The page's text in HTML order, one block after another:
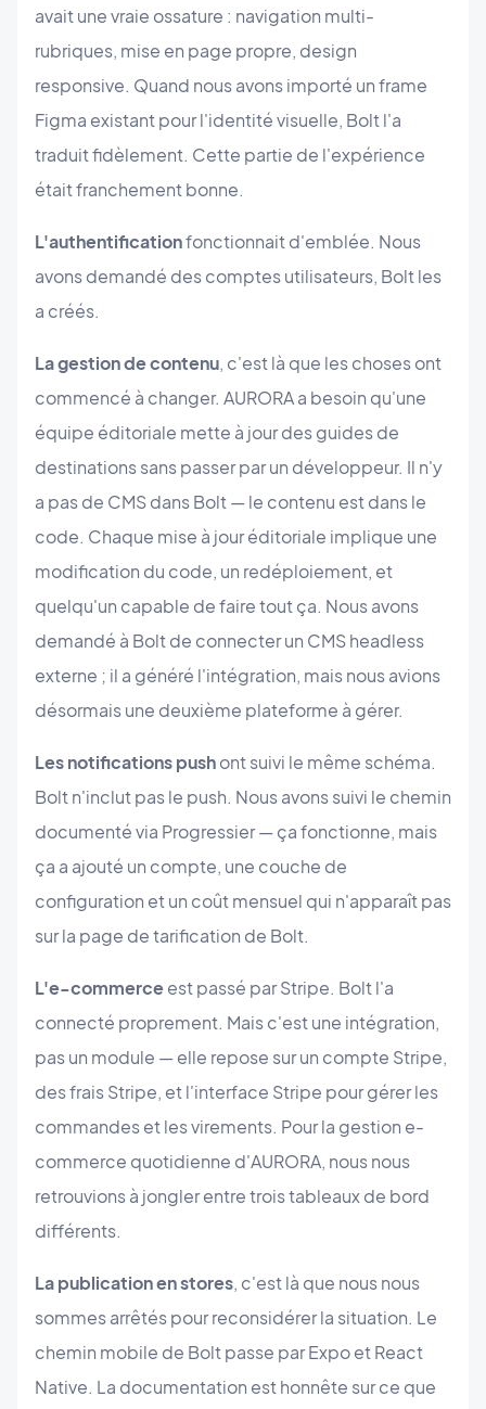
avait une vraie ossature : navigation multi-
rubriques, mise en page propre, design
responsive. Quand nous avons importé un frame
Figma existant pour l'identité visuelle, Bolt l'a
traduit fidèlement. Cette partie de l'expérience
était franchement bonne.
L'authentificationfonctionnait d'emblée. Nous
avons demandé des comptes utilisateurs, Bolt les
a créés.
La gestion de contenu, c'est là que les choses ont
commencé à changer. AURORA a besoin qu'une
équipe éditoriale mette à jour des guides de
destinations sans passer par un développeur. Il n'y
a pas de CMS dans Bolt — le contenu est dans le
code. Chaque mise à jour éditoriale implique une
modification du code, un redéploiement, et
quelqu'un capable de faire tout ça. Nous avons
demandé à Bolt de connecter un CMS headless
externe ; il a généré l'intégration, mais nous avions
désormais une deuxième plateforme à gérer.
Les notifications pushont suivi le même schéma.
Bolt n'inclut pas le push. Nous avons suivi le chemin
documenté via Progressier — ça fonctionne, mais
ça a ajouté un compte, une couche de
configuration et un coût mensuel qui n'apparaît pas
sur la page de tarification de Bolt.
L'e-commerceest passé par Stripe. Bolt l'a
connecté proprement. Mais c'est une intégration,
pas un module — elle repose sur un compte Stripe,
des frais Stripe, et l'interface Stripe pour gérer les
commandes et les virements. Pour la gestion e-
commerce quotidienne d'AURORA, nous nous
retrouvions à jongler entre trois tableaux de bord
différents.
La publication en stores, c'est là que nous nous
sommes arrêtés pour reconsidérer la situation. Le
chemin mobile de Bolt passe par Expo et React
Native. La documentation est honnête sur ce que